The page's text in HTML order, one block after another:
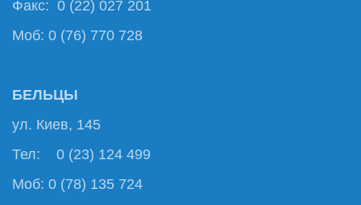
Факс: 0 (22) 027 201
Моб: 0 (76) 770 728
БЕЛЬЦЫ
ул. Киев, 145
Тел: 0 (23) 124 499
Моб: 0 (78) 135 724